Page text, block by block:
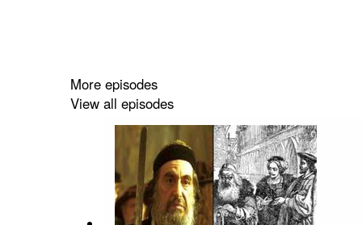
More episodes
View all episodes